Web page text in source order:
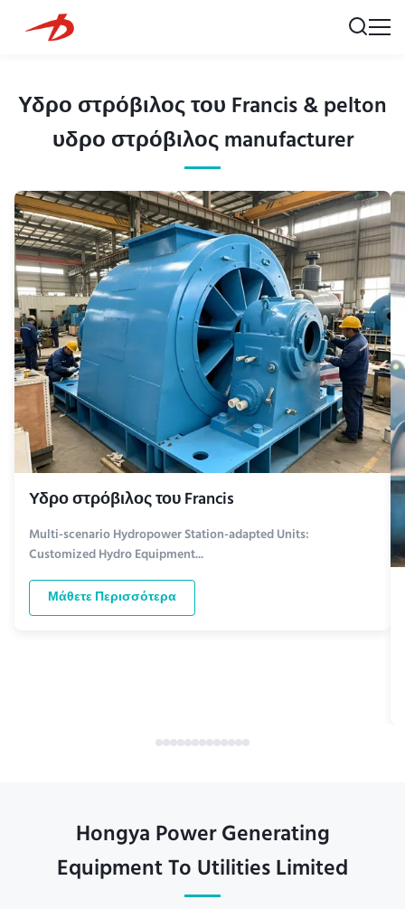
Υδρο στρόβιλος του Francis & pelton
υδρο στρόβιλος manufacturer
Υδρο στρόβιλος του Francis
Multi-scenario Hydropower Station-adapted Units:
Customized Hydro Equipment...
Μάθετε Περισσότερα
Hongya Power Generating
Equipment To Utilities Limited